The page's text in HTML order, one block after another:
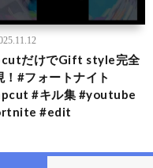
だけでGift style完全
！#フォートナイト
#キル集 #youtube
#edit